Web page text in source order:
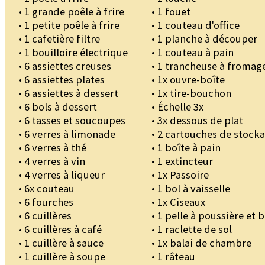
• 1 grande poêle à frire
• 1 petite poêle à frire
• 1 cafetière filtre
• 1 bouilloire électrique
• 6 assiettes creuses
• 6 assiettes plates
• 6 assiettes à dessert
• 6 bols à dessert
• 6 tasses et soucoupes
• 6 verres à limonade
• 6 verres à thé
• 4 verres à vin
• 4 verres à liqueur
• 6x couteau
• 6 fourches
• 6 cuillères
• 6 cuillères à café
• 1 cuillère à sauce
• 1 cuillère à soupe
• 1 fouet
• 1 couteau d'office
• 1 planche à découper
• 1 couteau à pain
• 1 trancheuse à
• 1x ouvre-boîte
• 1x tire-bouchon
• Échelle 3x
• 3x dessous de plat
• 2 cartouches de
• 1 boîte à pain
• 1 extincteur
• 1x Passoire
• 1 bol à vaisselle
• 1x Ciseaux
• 1 pelle à poussière et
• 1 raclette de sol
• 1x balai de chambre
• 1 râteau